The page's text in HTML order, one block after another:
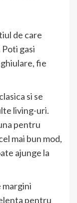
de care
gasi
fie
si se
living-uri.
pentru
mai bun mod,
ajunge la
margini
pentru